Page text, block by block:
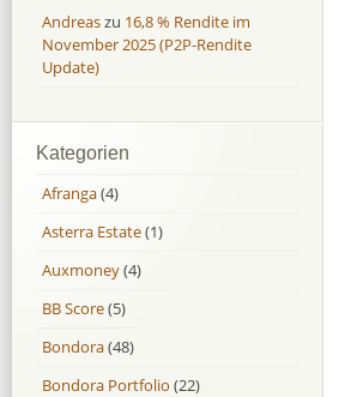
Andreaszu 16,8 % Rendite im
November 2025 (P2P-Rendite
Update)
Kategorien
Afranga(4)
Asterra Estate(1)
Auxmoney(4)
BB Score(5)
Bondora(48)
Bondora Portfolio (22)